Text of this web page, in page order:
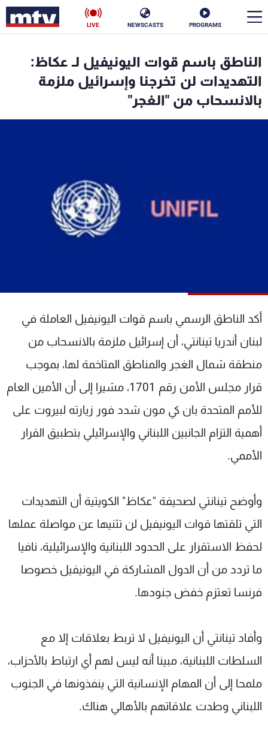
PROGRAMS
NEWSCASTS
LIVE
الناطق باسم قوات اليونيفيل لـ عكاظ:
التهديدات لن تخرجنا وإسرائيل ملزمة
بالانسحاب من "الغجر"
أكد الناطق الرسمي باسم قوات اليونيفيل العاملة في
لبنان أندريا تينانتي، أن إسرائيل ملزمة بالانسحاب من
منطقة شمال الغجر والمناطق المتاخمة لها، بموجب
قرار مجلس الأمن رقم 1701، مشيرا إلى أن الأمين العام
للأمم المتحدة بان كي مون شدد فور زيارته لبيروت على
أهمية التزام الجانبين اللبناني والإسرائيلي بتطبيق القرار
الأممي.
وأوضح تينانتي لصحيفة "عكاظ" الكويتية أن التهديدات
التي تلقتها قوات اليونيفيل لن تثنيها عن مواصلة عملها
لحفظ الاستقرار على الحدود اللبنانية والإسرائيلية، نافيا
ما تردد من أن الدول المشاركة في اليونيفيل خصوصا
فرنسا تعتزم خفض جنودها.
وأفاد تينانتي أن اليونيفيل لا تربط بعلاقات إلا مع
السلطات اللبنانية، مبينا أنه ليس لهم أي ارتباط بالأحزاب،
ملمحا إلى أن المهام الإنسانية التي ينفذونها في الجنوب
اللبناني وطدت علاقاتهم بالأهالي هناك.
الأخبار
سياسة
الترددات
عن MTV
الإنـتـاج
لاعلاناتكم
وظائف
تواصل معنا
شروط الإسـتخدام